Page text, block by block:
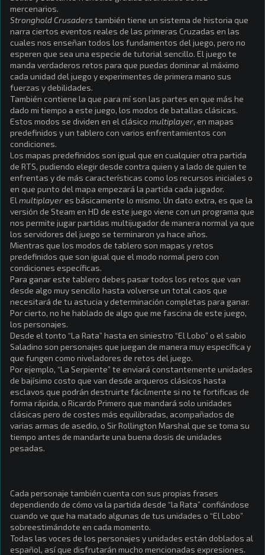
mercenarios.
Stronghold Crusaderstambién tiene un sistema de historia que
narra ciertos eventos reales de las primeras Cruzadas en las
cuales nos enseñan todos los fundamentos del juego, pero no
esperen que sea una especie de tutorial sencillo. El juego te
manda verdaderos retos para que puedas dominar al máximo
cada unidad del juego y experimentes de primera mano sus
fuerzas y debilidades.
También contiene la que para mí son las partes en que más he
dado mi tiempo a este juego, los modos de batallas clásicas.
Estos modos se dividen en el clásico multiplayer, en mapas
predefinidos y un tablero con varios enfrentamientos con
condiciones.
Los mapas predefinidos son igual que en cualquier otra partida
de RTS, pudiendo elegir desde contra quien y a lado de quien te
enfrentas y de más características como los recursos iniciales o
en que punto del mapa empezará la partida cada jugador.
El multiplayeres básicamente lo mismo. Un dato extra, es que la
versión de Steam en HD de este juego viene con un programa que
nos permite jugar partidas multijugador de manera normal ya que
los servidores del juego se terminaron ya hace años.
Mientras que los modos de tablero son mapas y retos
predefinidos que son igual que el modo normal pero con
condiciones específicas.
Para ganar este tablero debes pasar todos los retos que van
desde algo muy sencillo hasta volverse un total caos que
necesitará de tu astucia y determinación completas para ganar.
Por cierto, no he hablado de algo que me fascina de este juego,
los personajes.
Desde el tonto “La Rata” hasta en siniestro “El Lobo” o el sabio
Saladino son personajes que juegan de manera muy específica y
que fungen como niveladores de retos del juego.
Por ejemplo, “La Serpiente” te enviará constantemente unidades
de bajísimo costo que van desde arqueros clásicos hasta
esclavos que podrán destruirte fácilmente si no te fortificas de
forma rápida, o Ricardo Primero que mandará solo unidades
clásicas pero de costes más equilibradas, acompañados de
varias armas de asedio, o Sir Rollington Marshal que se toma su
tiempo antes de mandarte una buena dosis de unidades
pesadas.
Cada personaje también cuenta con sus propias frases
dependiendo de cómo va la partida desde “la Rata” confiándose
cuando ve que ha matado algunas de tus unidades o “El Lobo”
sobreestimándote en cada momento.
Todas las voces de los personajes y unidades están doblados al
español, así que disfrutarán mucho mencionadas expresiones.